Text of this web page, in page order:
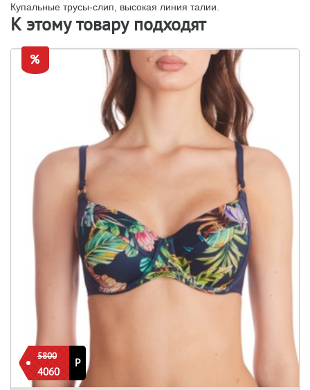
Купальные трусы-слип, высокая линия талии.
К этому товару подходят
5800
4060
Р